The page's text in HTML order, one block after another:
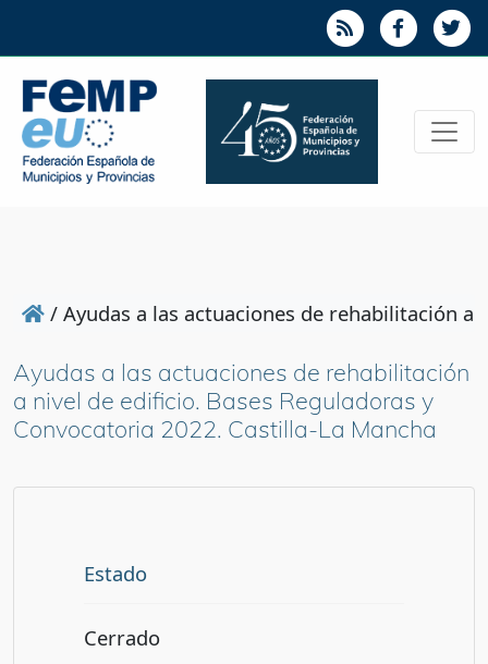
/ Ayudas a las actuaciones de rehabilitación a
Ayudas a las actuaciones de rehabilitación
a nivel de edificio. Bases Reguladoras y
Convocatoria 2022. Castilla-La Mancha
Estado
Cerrado